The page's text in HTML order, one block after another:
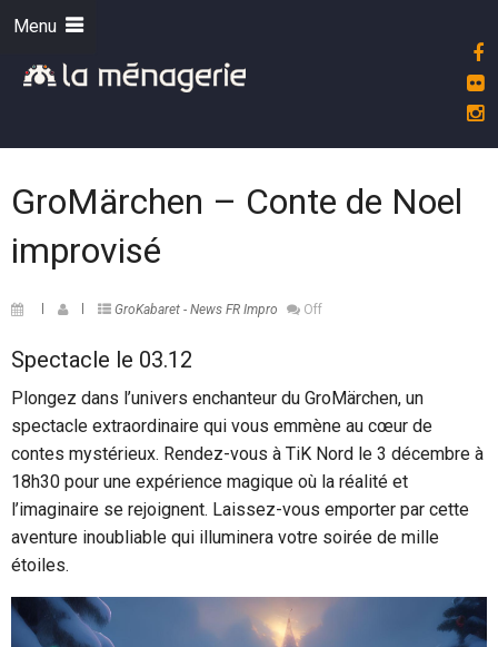
Menu
GroMärchen – Conte de Noel
improvisé
GroKabaret - News FR Impro Off
Spectacle le 03.12
Plongez dans l’univers enchanteur du GroMärchen, un
spectacle extraordinaire qui vous emmène au cœur de
contes mystérieux. Rendez-vous à TiK Nord le 3 décembre à
18h30 pour une expérience magique où la réalité et
l’imaginaire se rejoignent. Laissez-vous emporter par cette
aventure inoubliable qui illuminera votre soirée de mille
étoiles.